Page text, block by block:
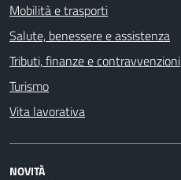
Mobilità e trasporti
Salute, benessere e assistenza
Tributi, finanze e contravvenzioni
Turismo
Vita lavorativa
NOVITÀ